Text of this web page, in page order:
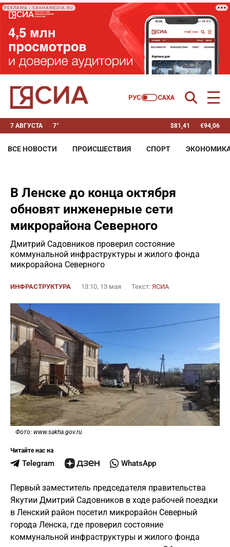
РЕКЛАМА • SAKHAMEDIA.RU
7 АВГУСТА 7° $81,41 €94,06
ВСЕ НОВОСТИ ПРОИСШЕСТВИЯ СПОРТ
В Ленске до конца октября
обновят инженерные сети
микрорайона Северного
Дмитрий Садовников проверил состояние
коммунальной инфраструктуры и жилого фонда
микрорайона Северного
ИНФРАСТРУКТУРА 13:10, 13 мая Текст: ЯСИА
Фото: www.sakha.gov.ru
Читайте нас на
Telegram WhatsApp
Первый заместитель председателя правительства
Якутии Дмитрий Садовников в ходе рабочей поездки
в Ленский район посетил микрорайон Северный
города Ленска, где проверил состояние
коммунальной инфраструктуры и жилого фонда